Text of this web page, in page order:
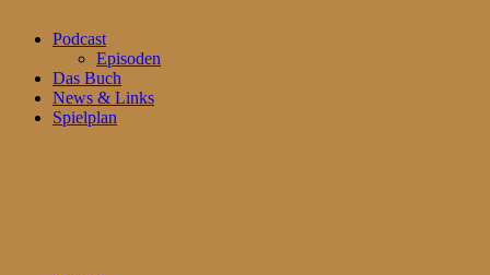
Podcast
Episoden
Das Buch
News & Links
Spielplan